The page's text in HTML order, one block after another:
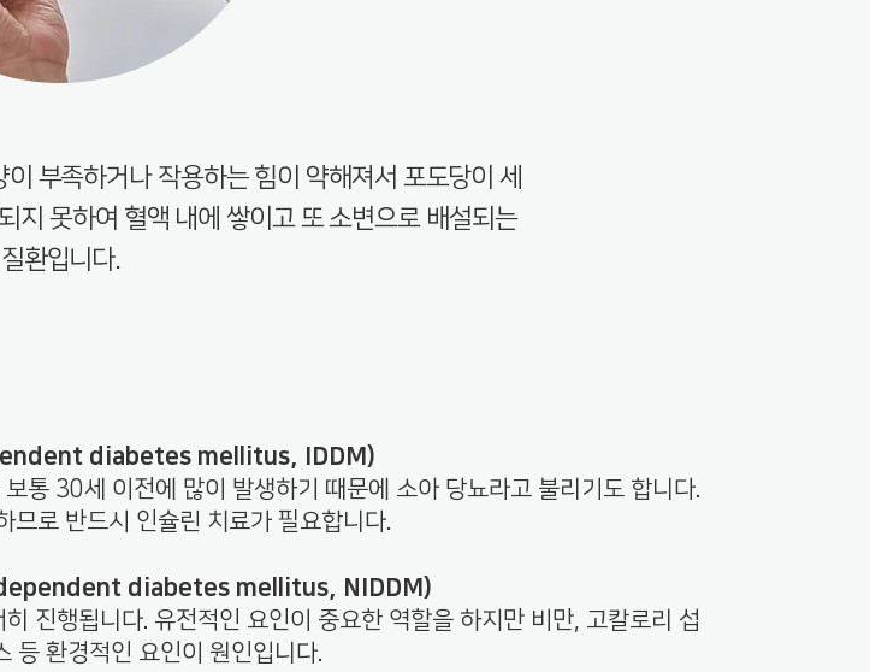
부족하거나 작용하는 힘이 약해져서 포도당이 세
지 못하여 혈액 내에 쌓이고 또 소변으로 배설되는
질환입니다.
diabetes mellitus, IDDM)
통 30세 이전에 많이 발생하기 때문에 소아 당뇨라고 불리기도 합니다.
므로 반드시 인슐린 치료가 필요합니다.
diabetes mellitus, NIDDM)
진행됩니다. 유전적인 요인이 중요한 역할을 하지만 비만, 고칼로리 섭
등 환경적인 요인이 원인입니다.